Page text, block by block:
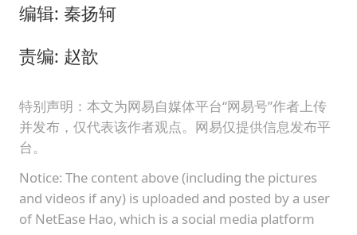
编辑: 秦扬轲
责编: 赵歆
特别声明：本文为网易自媒体平台“网易号”作者上传
并发布，仅代表该作者观点。网易仅提供信息发布平
台。
Notice: The content above (including the pictures
and videos if any) is uploaded and posted by a user
of NetEase Hao, which is a social media platform